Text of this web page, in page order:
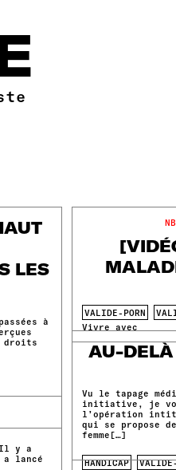
LES
à
droits
VALIDE-PORN
Vivre avec
AU-DELÀ
Vu le tapage
initiative, je
l’opération
qui se propose
femme[…]
HANDICAP
Il y a
a lancé